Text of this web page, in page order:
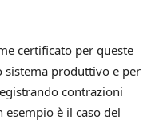
certificato per queste
sistema produttivo e per
contrazioni
è il caso del